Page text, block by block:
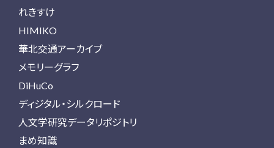
れきすけ
HIMIKO
華北交通アーカイブ
メモリーグラフ
DiHuCo
ディジタル・シルクロード
人文学研究データリポジトリ
まめ知識